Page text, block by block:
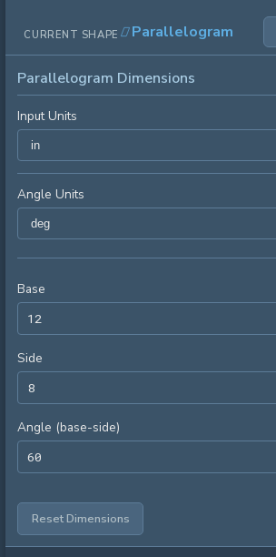
CURRENT SHAPE Parallelogram
Parallelogram Dimensions
Input Units
Angle Units
Base
Side
Angle (base-side)
Reset Dimensions